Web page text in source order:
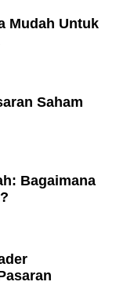
Mudah Untuk
Saham
Bagaimana